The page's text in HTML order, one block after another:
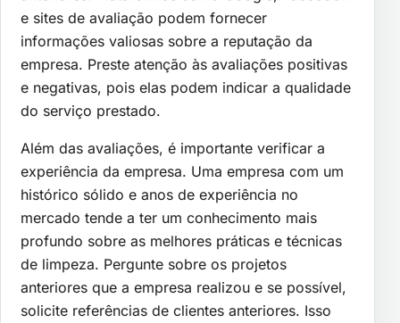
e sites de avaliação podem fornecer
informações valiosas sobre a reputação da
empresa. Preste atenção às avaliações positivas
e negativas, pois elas podem indicar a qualidade
do serviço prestado.
Além das avaliações, é importante verificar a
experiência da empresa. Uma empresa com um
histórico sólido e anos de experiência no
mercado tende a ter um conhecimento mais
profundo sobre as melhores práticas e técnicas
de limpeza. Pergunte sobre os projetos
anteriores que a empresa realizou e se possível,
solicite referências de clientes anteriores. Isso